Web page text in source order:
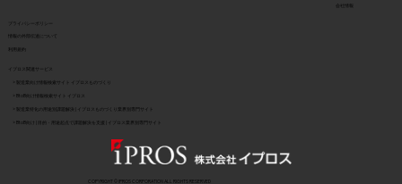
​情報の外部伝達について
会社情報
COPYRIGHT © IPROS CORPORATION ALL RIGHTS RESERVED
イプロス関連サービス
> 製造業向け情報検索サイト イプロスものづくり
> BtoB向け | 目的・用途起点で課題解決を支援 | イプロス業界別専門サイト
> BtoB向け情報検索サイト イプロス
> 製造業特化の用途別課題解決 | イプロスものづくり業界別専門サイト